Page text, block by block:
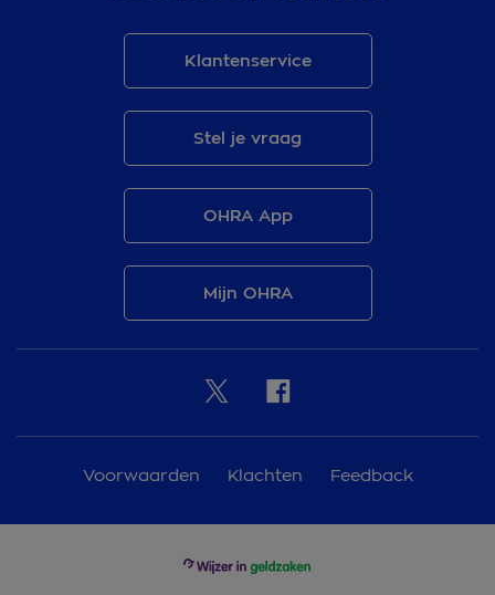
Klantenservice
Stel je vraag
OHRA App
Mijn OHRA
Voorwaarden Klachten Feedback